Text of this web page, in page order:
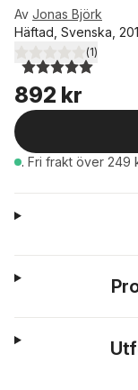
Av Jonas Björk
Häftad, Svenska,
5,0utav 5 stjärnor.
(1)
892 kr
. Fri frakt över 249